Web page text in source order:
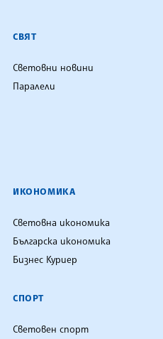
АГЕНЦИЯ
СВЯТ
Световни новини
Паралели
ИКОНОМИКА
Световна икономика
Българска икономика
Бизнес Куриер
СПОРТ
Световен спорт